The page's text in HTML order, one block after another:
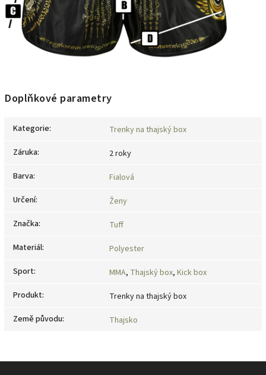
Doplňkové parametry
Kategorie:
Trenky na thajský box
Záruka:
2 roky
Barva:
Fialová
Určení:
Ženy
Značka:
Tuff
Materiál:
Polyester
Sport: MMA, Thajský box, Kick box
Produkt:
Trenky na thajský box
Země původu: Thajsko